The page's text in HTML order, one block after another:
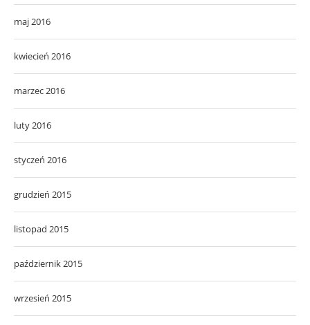
maj 2016
kwiecień 2016
marzec 2016
luty 2016
styczeń 2016
grudzień 2015
listopad 2015
październik 2015
wrzesień 2015